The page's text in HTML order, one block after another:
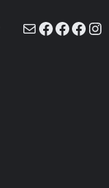
E-Mail